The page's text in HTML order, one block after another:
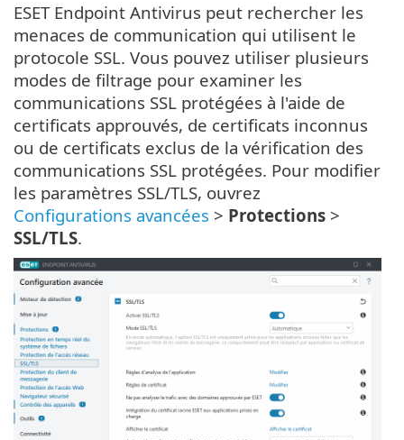
ESET Endpoint Antivirus peut rechercher les
menaces de communication qui utilisent le
protocole SSL. Vous pouvez utiliser plusieurs
modes de filtrage pour examiner les
communications SSL protégées à l'aide de
certificats approuvés, de certificats inconnus
ou de certificats exclus de la vérification des
communications SSL protégées. Pour modifier
les paramètres SSL/TLS, ouvrez
Configurations avancées > Protections >
SSL/TLS.